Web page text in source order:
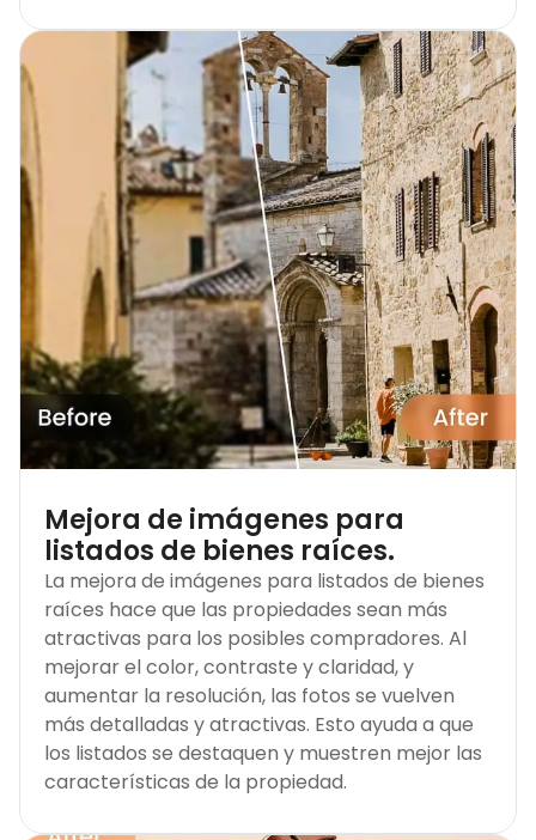
Mejora de imágenes para
listados de bienes raíces.
La mejora de imágenes para listados de bienes
raíces hace que las propiedades sean más
atractivas para los posibles compradores. Al
mejorar el color, contraste y claridad, y
aumentar la resolución, las fotos se vuelven
más detalladas y atractivas. Esto ayuda a que
los listados se destaquen y muestren mejor las
características de la propiedad.